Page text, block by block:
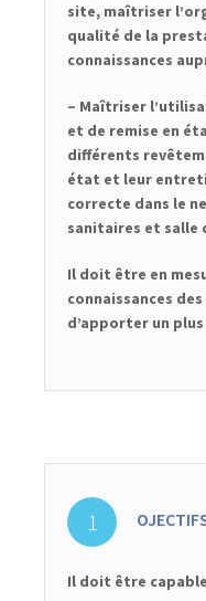
site, maîtriser
qualité de la
connaissances
– Maîtriser
et de remise en
différents
état et leur
correcte dans le
sanitaires et salle
Il doit être en
connaissances
d’apporter un
Il doit être